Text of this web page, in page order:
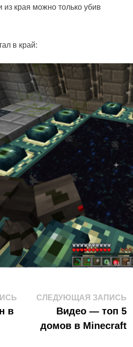
из края можно только убив
в край:
Предыдущая
в
СЛЕДУЮЩАЯ ЗАПИСЬ
Видео — топ 5
домов в Minecraft